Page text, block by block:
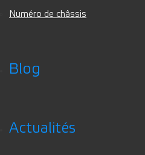
Numéro de châssis
Blog
Actualités